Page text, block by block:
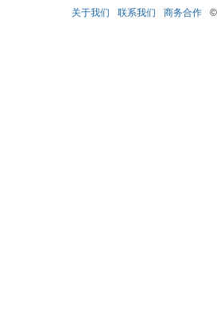
关于我们 联系我们 商务合作